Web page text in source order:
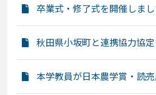
卒業式・修了式を開催しま
秋田県小坂町と連携協力協
本学教員が日本農学賞・読